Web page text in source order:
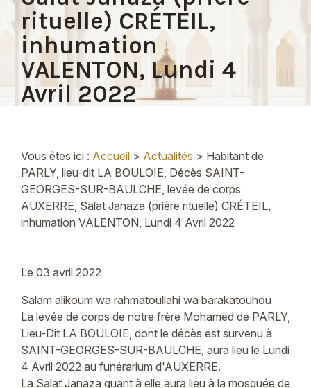
rituelle) CRÉTEIL,
inhumation
VALENTON, Lundi 4
Avril 2022
Vous êtes ici : Accueil> Actualités > Habitant de
PARLY, lieu-dit LA BOULOIE, Décès SAINT-
GEORGES-SUR-BAULCHE, levée de corps
AUXERRE, Salat Janaza (prière rituelle) CRÉTEIL,
inhumation VALENTON, Lundi 4 Avril 2022
Le 03 avril 2022
Salam alikoum wa rahmatoullahi wa barakatouhou
La levée de corps de notre frère Mohamed de PARLY,
Lieu-Dit LA BOULOIE, dont le décès est survenu à
SAINT-GEORGES-SUR-BAULCHE, aura lieu le Lundi
4 Avril 2022 au funérarium d'AUXERRE.
La Salat Janaza quant à elle aura lieu à la mosquée de